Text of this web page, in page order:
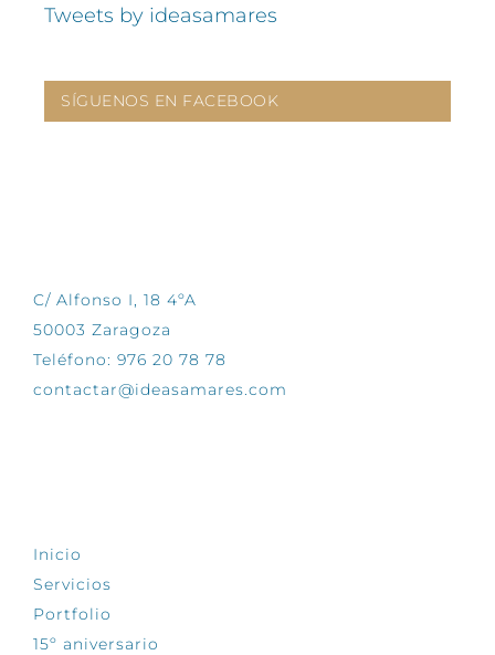
Tweets by ideasamares
SÍGUENOS EN FACEBOOK
C/ Alfonso I, 18 4ºA
50003 Zaragoza
Teléfono: 976 20 78 78
contactar@ideasamares.com
Inicio
Servicios
Portfolio
15º aniversario